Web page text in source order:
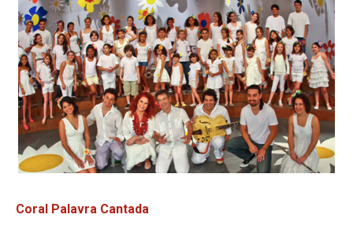
Coral Palavra Cantada